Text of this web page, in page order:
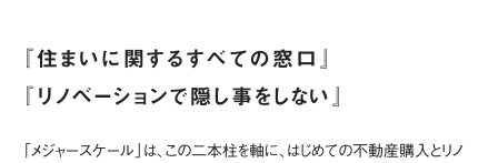
『住まいに関するすべての窓口』
『リノベーションで隠し事をしない』
「メジャースケール」は、この二本柱を軸に、はじめての不動産購入とリノ